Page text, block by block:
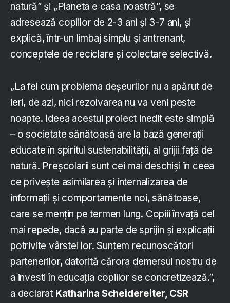
natură” și „Planeta e casa noastră”, se
adresează copiilor de 2-3 ani și 3-7 ani, și
explică, într-un limbaj simplu și antrenant,
conceptele de reciclare și colectare selectivă.
„La fel cum problema deșeurilor nu a apărut de
ieri, de azi, nici rezolvarea nu va veni peste
noapte. Ideea acestui proiect inedit este simplă
– o societate sănătoasă are la bază generații
educate în spiritul sustenabilității, al grijii față de
natură. Preșcolarii sunt cei mai deschiși în ceea
ce privește asimilarea și internalizarea de
informații și comportamente noi, sănătoase,
care se mențin pe termen lung. Copiii învață cel
mai repede, dacă au parte de sprijin și explicații
potrivite vârstei lor. Suntem recunoscători
partenerilor, datorită cărora demersul nostru de
a investi în educația copiilor se concretizează.”,
a declarat Katharina Scheidereiter, CSR